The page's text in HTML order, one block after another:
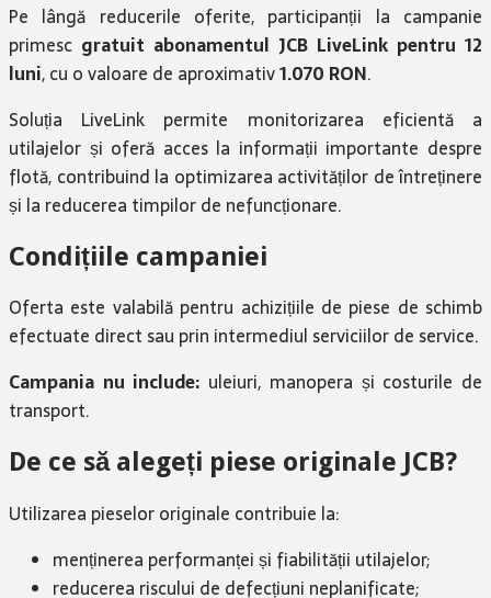
Pe lângă reducerile oferite, participanții la campanie
primesc gratuit abonamentul JCB LiveLink pentru 12
luni, cu o valoare de aproximativ1.070 RON.
Soluția LiveLink permite monitorizarea eficientă a
utilajelor și oferă acces la informații importante despre
flotă, contribuind la optimizarea activităților de întreținere
și la reducerea timpilor de nefuncționare.
Condițiile campaniei
Oferta este valabilă pentru achizițiile de piese de schimb
efectuate direct sau prin intermediul serviciilor de service.
Campania nu include: uleiuri, manopera și costurile de
transport.
De ce să alegeți piese originale JCB?
Utilizarea pieselor originale contribuie la:
menținerea performanței și fiabilității utilajelor;
reducerea riscului de defecțiuni neplanificate;